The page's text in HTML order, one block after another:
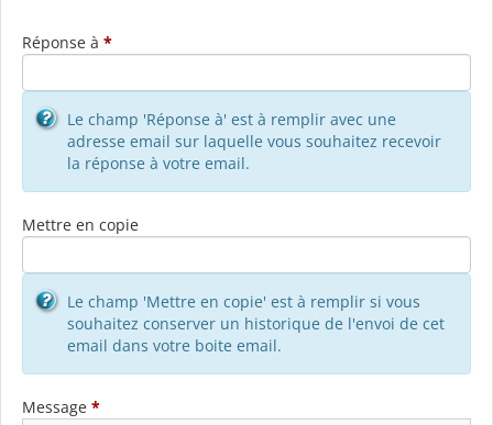
Réponse à *
Le champ 'Réponse à' est à remplir avec une
adresse email sur laquelle vous souhaitez recevoir
la réponse à votre email.
Mettre en copie
Le champ 'Mettre en copie' est à remplir si vous
souhaitez conserver un historique de l'envoi de cet
email dans votre boite email.
Message *